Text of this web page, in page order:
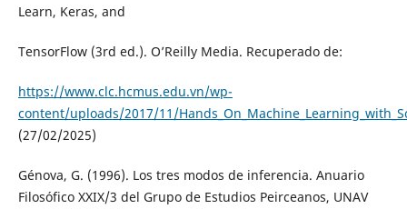
Learn, Keras, and
TensorFlow (3rd ed.). O’Reilly Media. Recuperado de:
https://www.clc.hcmus.edu.vn/wp-
content/uploads/2017/11/
(27/02/2025)
Génova, G. (1996). Los tres modos de inferencia. Anuario
Filosófico XXIX/3 del Grupo de Estudios Peirceanos, UNAV